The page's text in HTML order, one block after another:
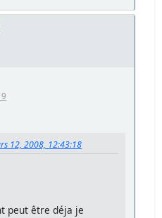
12, 2008, 12:43:18
peut être déja je